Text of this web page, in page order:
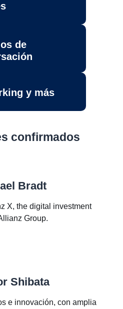
de
y más
confirmados
Bradt
X, the digital investment
Group.
Shibata
e innovación, con amplia